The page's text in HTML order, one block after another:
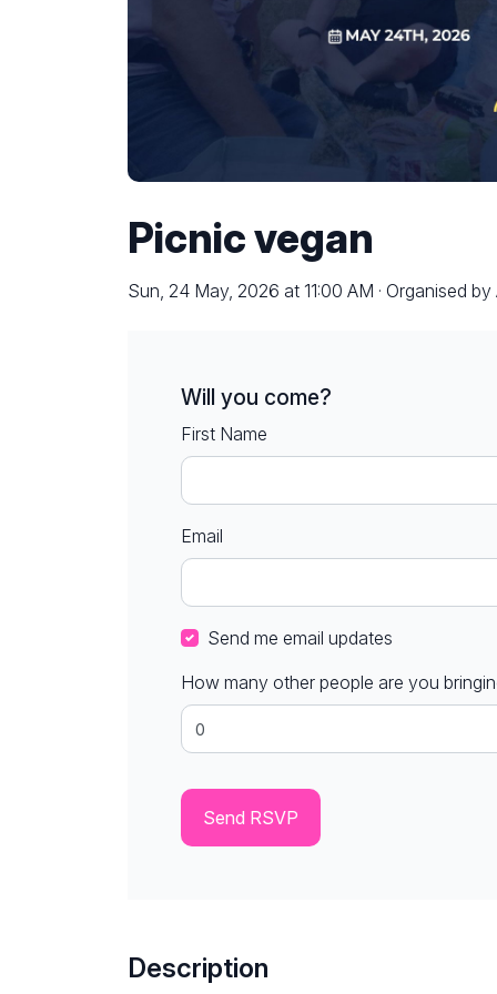
Picnic vegan
Sun, 24 May, 2026 at 11:00 AM · Organised
Will you come?
First Name
Email
Send me email updates
How many other people are you
Description